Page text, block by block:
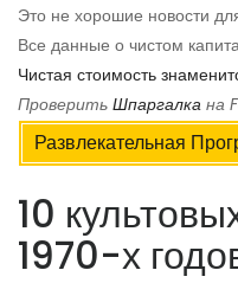
Это не хорошие новости
Все данные о чистом
Чистая стоимость
Проверить Шпаргалка на
Развлекательная
10
1970-х